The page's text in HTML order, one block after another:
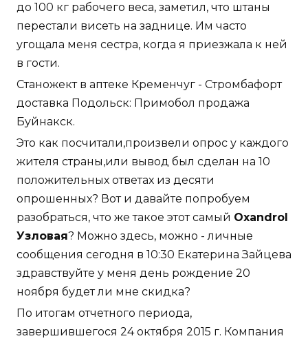
до 100 кг рабочего веса, заметил, что штаны
перестали висеть на заднице. Им часто
угощала меня сестра, когда я приезжала к ней
в гости.
Станожект в аптеке Кременчуг - Стромбафорт
доставка Подольск: Примобол продажа
Буйнакск.
Это как посчитали,произвели опрос у каждого
жителя страны,или вывод был сделан на 10
положительных ответах из десяти
опрошенных? Вот и давайте попробуем
разобраться, что же такое этот самый Oxandrol
Узловая? Можно здесь, можно - личные
сообщения сегодня в 10:30 Екатерина Зайцева
здравствуйте у меня день рождение 20
ноября будет ли мне скидка?
По итогам отчетного периода,
завершившегося 24 октября 2015 г. Компания